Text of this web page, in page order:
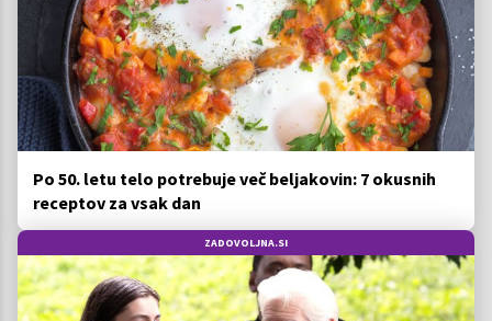
Po 50. letu telo potrebuje več beljakovin: 7 okusnih
receptov za vsak dan
ZADOVOLJNA.SI